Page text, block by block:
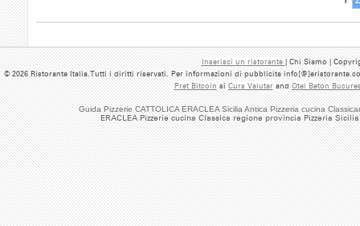
Guida Pizzerie CATTOLICA ERACLEA Sicilia Antica Pizzeria cucina
ERACLEA Pizzerie cucina Classica regione provincia Pizzeria
Inserisci un ristorante | Chi Siamo |
© 2026 Ristorante Italia.Tutti i diritti riservati. Per informazioni di pubblicita
Pret BitcoinsiCurs ValutarandOtel Beton